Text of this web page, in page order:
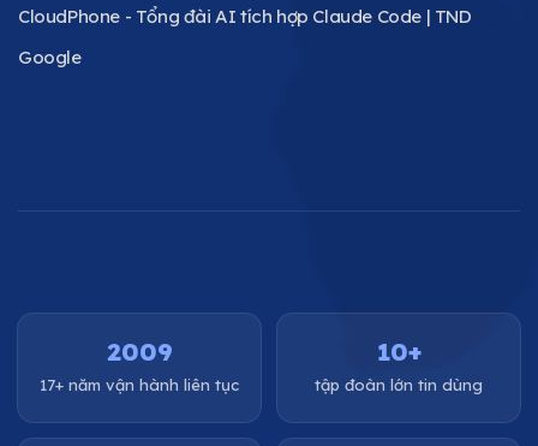
CloudPhone - Tổng đài AI tích hợp Claude Code | TND
Google
2009
17+ năm vận hành liên tục
10+
tập đoàn lớn tin dùng